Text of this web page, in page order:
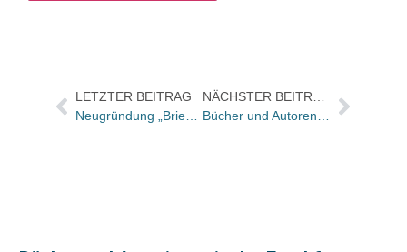
LETZTER BEITRAG
Neugründung „Briends“: Autor Karl Olsberg will Verlagen und Händlern beim Umgang mit der Digitalisierung helfen